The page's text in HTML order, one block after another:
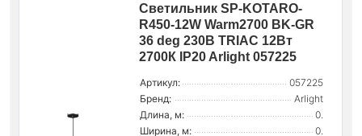
Светильник SP-KOTARO-
R450-12W Warm2700 BK-GR
36 deg 230В TRIAC 12Вт
2700К IP20 Arlight 057225
Артикул:
057225
Бренд:
Arlight
Длина, м:
0.
Ширина, м:
0.